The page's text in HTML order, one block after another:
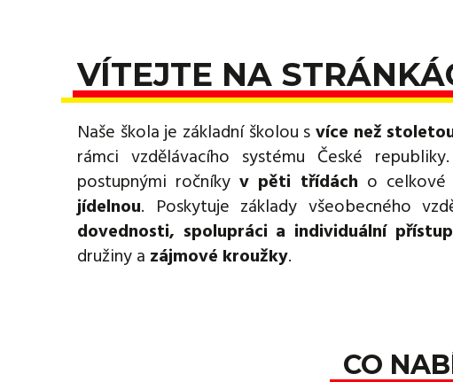
VÍTEJTE NA
Naše škola je základní školou svíce než
rámci vzdělávacího systému České
postupnými ročníkyv pěti třídách o
jídelnou. Poskytuje základy všeobecného
dovednosti, spolupráci a individuální přístup
družiny a zájmové kroužky.
CO